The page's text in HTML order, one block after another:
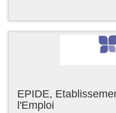
EPIDE,
l'Emploi